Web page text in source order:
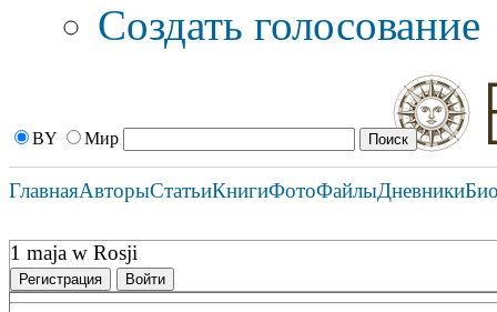
Создать голосование
BY Мир
ГлавнаяАвторыСтатьиКнигиФотоФайлыДневники
1 maja w Rosji
Регистрация Войти